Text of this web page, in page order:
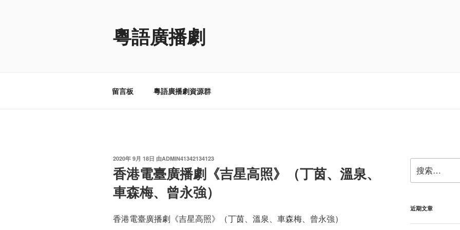
粵語廣播劇
留言板 粵語廣播劇資源群
发
布
于
2020年 9月 18日 由ADMIN41342134123
香港電臺廣播劇《吉星高照》（丁茵、溫泉、
車森梅、曾永強）
香港電臺廣播劇《吉星高照》（丁茵、溫泉、車森梅、曾永強）
索：
近期文章